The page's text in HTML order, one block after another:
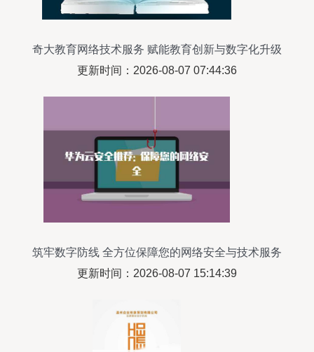
奇大教育网络技术服务 赋能教育创新与数字化升级
更新时间：2026-08-07 07:44:36
筑牢数字防线 全方位保障您的网络安全与技术服务
更新时间：2026-08-07 15:14:39